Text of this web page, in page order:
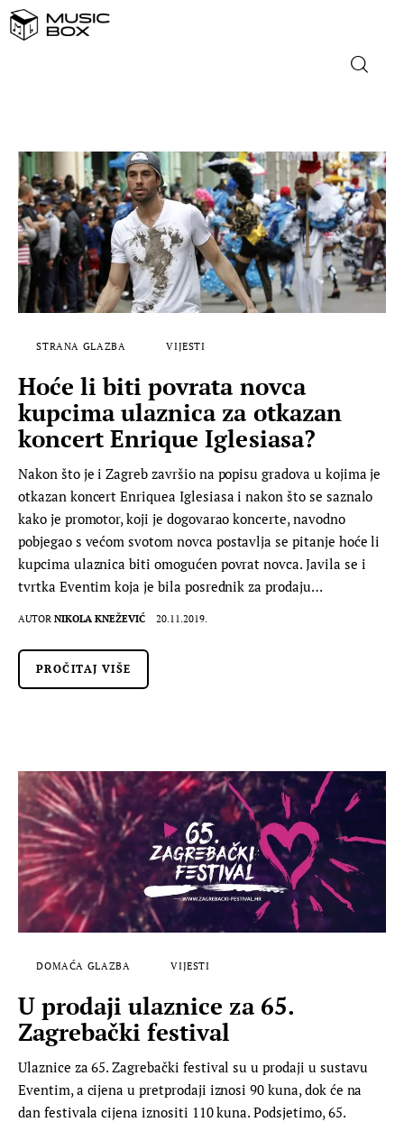
DOMAĆA GLAZBA
STRANA GLAZBA
FILM
MUSIC BOX
STRANA GLAZBA VIJESTI
Hoće li biti povrata novca
kupcima ulaznica za otkazan
koncert Enrique Iglesiasa?
Nakon što je i Zagreb završio na popisu gradova u kojima je
otkazan koncert Enriquea Iglesiasa i nakon što se saznalo
kako je promotor, koji je dogovarao koncerte, navodno
pobjegao s većom svotom novca postavlja se pitanje hoće li
kupcima ulaznica biti omogućen povrat novca. Javila se i
tvrtka Eventim koja je bila posrednik za prodaju…
AUTOR NIKOLA KNEŽEVIĆ 20.11.2019.
PROČITAJ VIŠE
DOMAĆA GLAZBA VIJESTI
U prodaji ulaznice za 65.
Zagrebački festival
Ulaznice za 65. Zagrebački festival su u prodaji u sustavu
Eventim, a cijena u pretprodaji iznosi 90 kuna, dok će na
dan festivala cijena iznositi 110 kuna. Podsjetimo, 65.